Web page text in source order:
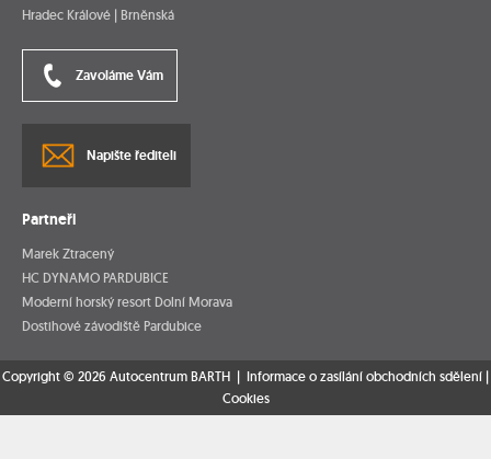
Hradec Králové | Brněnská
Zavoláme Vám
Napište řediteli
Partneři
Marek Ztracený
HC DYNAMO PARDUBICE
Moderní horský resort Dolní Morava
Dostihové závodiště Pardubice
Copyright © 2026 Autocentrum BARTH | Informace o zasílání obchodních sdělení |
Cookies